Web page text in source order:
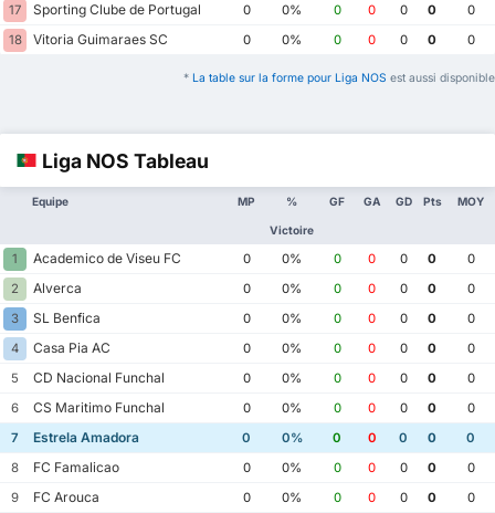
17
Sporting Clube de Portugal 0 0% 0 0 0 0
0
18
Vitoria Guimaraes SC 0 0% 0 0 0 0 0
* La table sur la forme pour Liga NOS est aussi disponible
Liga NOS Tableau
Equipe MP %
Victoire
GF GA GD Pts MOY
1 Academico de Viseu FC 0 0% 0 0 0 0
0
2
Alverca 0 0% 0 0 0 0
0
3
SL Benfica 0 0% 0 0 0 0
0
4
Casa Pia AC 0 0% 0 0 0 0
0
5
CD Nacional Funchal 0 0% 0 0 0 0
0
6
CS Maritimo Funchal 0 0% 0 0 0 0
0
7
Estrela Amadora 0 0% 0 0 0 0
0
8
FC Famalicao 0 0% 0 0 0 0
0
9
FC Arouca 0 0% 0 0 0 0
0